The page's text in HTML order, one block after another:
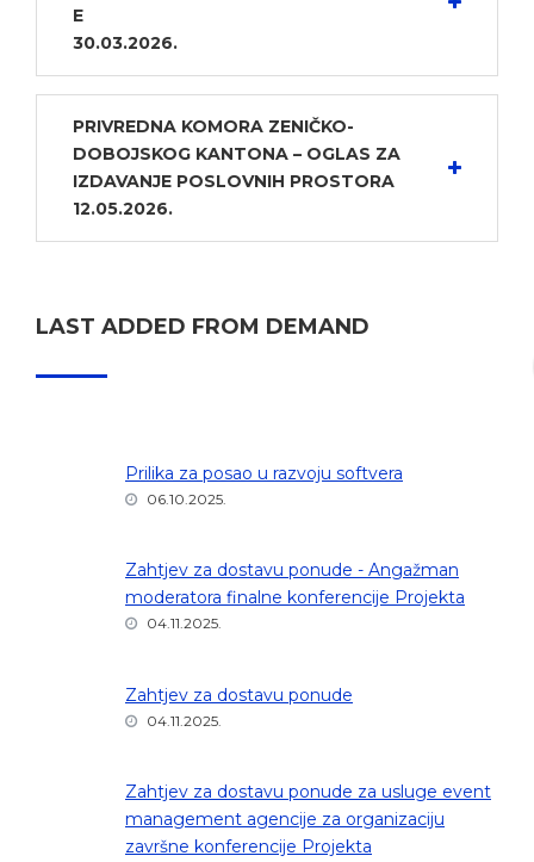
E
30.03.2026.
PRIVREDNA KOMORA ZENIČKO-
DOBOJSKOG KANTONA – OGLAS ZA
IZDAVANJE POSLOVNIH PROSTORA
12.05.2026.
LAST ADDED FROM DEMAND
Prilika za posao u razvoju softvera
06.10.2025.
Zahtjev za dostavu ponude - Angažman
moderatora finalne konferencije Projekta
04.11.2025.
Zahtjev za dostavu ponude
04.11.2025.
Zahtjev za dostavu ponude za usluge event
management agencije za organizaciju
završne konferencije Projekta